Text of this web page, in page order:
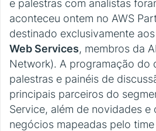
e palestras com analistas
aconteceu ontem no AWS
destinado exclusivamente aos
Web Services, membros da
Network). A programação do
palestras e painéis de
principais parceiros do
Service, além de novidades
negócios mapeadas pelo time